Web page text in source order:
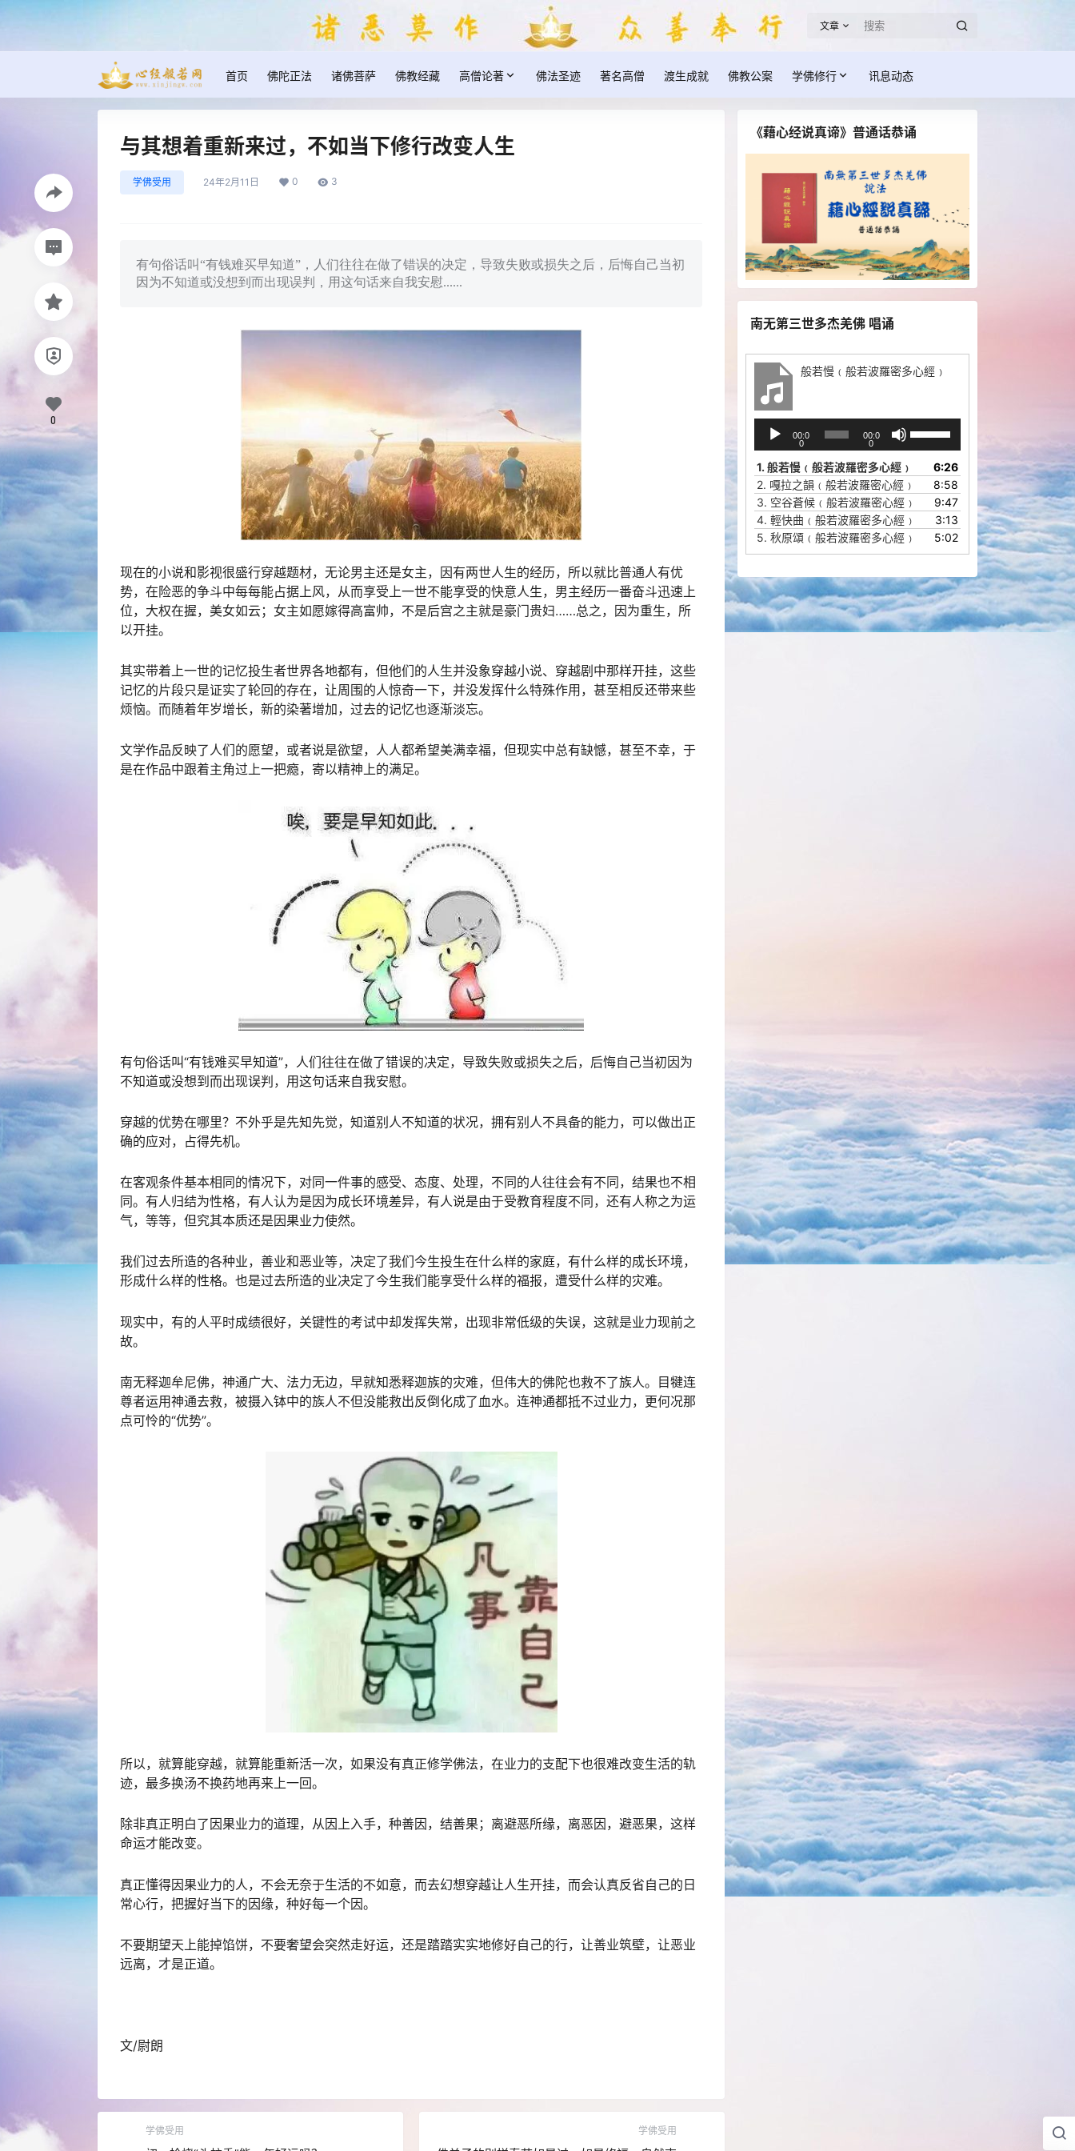
文章
首页 佛陀正法 诸佛菩萨 佛教经藏 高僧论著 佛法圣迹 著名高僧 渡生成就 佛教公案 学佛修行 讯息动态
与其想着重新来过，不如当下修行改变人生
学佛受用 24年2月11日 0 3
有句俗话叫“有钱难买早知道”，人们往往在做了错误的决定，导致失败或损失之后，后悔自己当初
因为不知道或没想到而出现误判，用这句话来自我安慰......
现在的小说和影视很盛行穿越题材，无论男主还是女主，因有两世人生的经历，所以就比普通人有优
势，在险恶的争斗中每每能占据上风，从而享受上一世不能享受的快意人生，男主经历一番奋斗迅速上
位，大权在握，美女如云；女主如愿嫁得高富帅，不是后宫之主就是豪门贵妇……总之，因为重生，所
以开挂。
其实带着上一世的记忆投生者世界各地都有，但他们的人生并没象穿越小说、穿越剧中那样开挂，这些
记忆的片段只是证实了轮回的存在，让周围的人惊奇一下，并没发挥什么特殊作用，甚至相反还带来些
烦恼。而随着年岁增长，新的染著增加，过去的记忆也逐渐淡忘。
文学作品反映了人们的愿望，或者说是欲望，人人都希望美满幸福，但现实中总有缺憾，甚至不幸，于
是在作品中跟着主角过上一把瘾，寄以精神上的满足。
有句俗话叫“有钱难买早知道”，人们往往在做了错误的决定，导致失败或损失之后，后悔自己当初因为
不知道或没想到而出现误判，用这句话来自我安慰。
穿越的优势在哪里？不外乎是先知先觉，知道别人不知道的状况，拥有别人不具备的能力，可以做出正
确的应对，占得先机。
在客观条件基本相同的情况下，对同一件事的感受、态度、处理，不同的人往往会有不同，结果也不相
同。有人归结为性格，有人认为是因为成长环境差异，有人说是由于受教育程度不同，还有人称之为运
气，等等，但究其本质还是因果业力使然。
我们过去所造的各种业，善业和恶业等，决定了我们今生投生在什么样的家庭，有什么样的成长环境，
形成什么样的性格。也是过去所造的业决定了今生我们能享受什么样的福报，遭受什么样的灾难。
现实中，有的人平时成绩很好，关键性的考试中却发挥失常，出现非常低级的失误，这就是业力现前之
故。
南无释迦牟尼佛，神通广大、法力无边，早就知悉释迦族的灾难，但伟大的佛陀也救不了族人。目犍连
尊者运用神通去救，被摄入钵中的族人不但没能救出反倒化成了血水。连神通都抵不过业力，更何况那
点可怜的“优势”。
所以，就算能穿越，就算能重新活一次，如果没有真正修学佛法，在业力的支配下也很难改变生活的轨
迹，最多换汤不换药地再来上一回。
除非真正明白了因果业力的道理，从因上入手，种善因，结善果；离避恶所缘，离恶因，避恶果，这样
命运才能改变。
真正懂得因果业力的人，不会无奈于生活的不如意，而去幻想穿越让人生开挂，而会认真反省自己的日
常心行，把握好当下的因缘，种好每一个因。
不要期望天上能掉馅饼，不要奢望会突然走好运，还是踏踏实实地修好自己的行，让善业筑壁，让恶业
远离，才是正道。
文/尉朗
0
学佛受用 学佛受用
《藉心经说真谛》普通话恭诵
南无第三世多杰羌佛 唱诵
般若慢﹙般若波羅密多心經﹚
播
放
器
00:0
0
00:0
0
/
下
箭
头
键
增
高
或
降
1. 般若慢﹙般若波羅密多心經﹚
6:26
2. 嘎拉之韻﹙般若波羅密心經﹚
8:58
3. 空谷蒼候﹙般若波羅密心經﹚
9:47
4. 輕快曲﹙般若波羅密多心經﹚
3:13
5. 秋原頌﹙般若波羅密多心經﹚ 5:02